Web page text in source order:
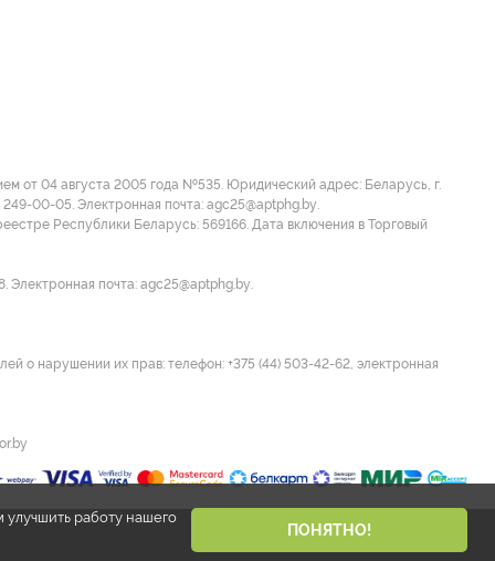
от 04 августа 2005 года №535. Юридический адрес: Беларусь, г.
00-05. Электронная почта: agc25@aptphg.by.
Республики Беларусь: 569166. Дата включения в Торговый
Электронная почта: agc25@aptphg.by.
о нарушении их прав: телефон: +375 (44) 503-42-62, электронная
работу нашего
ПОНЯТНО!